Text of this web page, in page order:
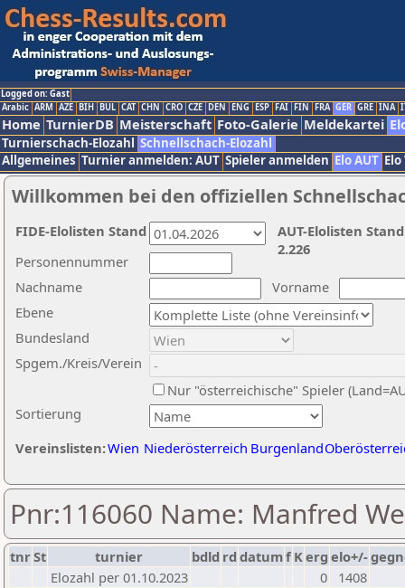
Logged on: Gast
Arabic ARM AZE BIH BUL CAT CHN CRO CZE DEN ENG ESP FAI FIN FRA GER GRE INA
Home TurnierDB Meisterschaft Foto-Galerie Meldekartei
Turnierschach-Elozahl Schnellschach-Elozahl
Allgemeines Turnier anmelden: AUT Spieler anmelden Elo AUT
Willkommen bei den offiziellen
Nachname
Vorname
Ebene
Sortierung
Personennummer
Bundesland
Spgem./Kreis/Verein
Nur "österreichische" Spieler
Vereinslisten:Wien Niederösterreich Burgenland
AUT-Elolisten
2.226
FIDE-Elolisten Stand
Pnr:116060 Name: Manfred
tnrSt turnier bdld rd datumf Kerg elo+/-
Elozahl per 01.10.2023
0
1408